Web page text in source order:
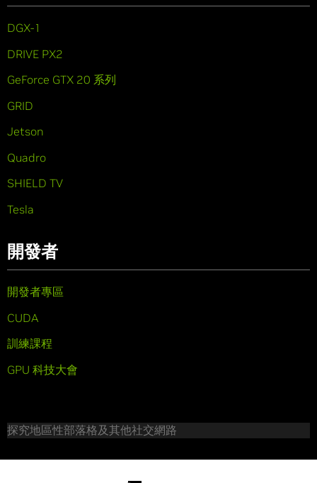
DGX-1
DRIVE PX2
GeForce GTX 20 系列
GRID
Jetson
Quadro
SHIELD TV
Tesla
開發者
開發者專區
CUDA
訓練課程
GPU 科技大會
探究地區性部落格及其他社交網路